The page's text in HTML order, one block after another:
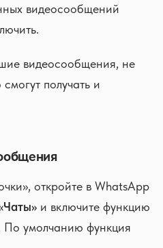
видеосообщений
видеосообщения, не
получать и
откройте в WhatsApp
и включите функцию
умолчанию функция